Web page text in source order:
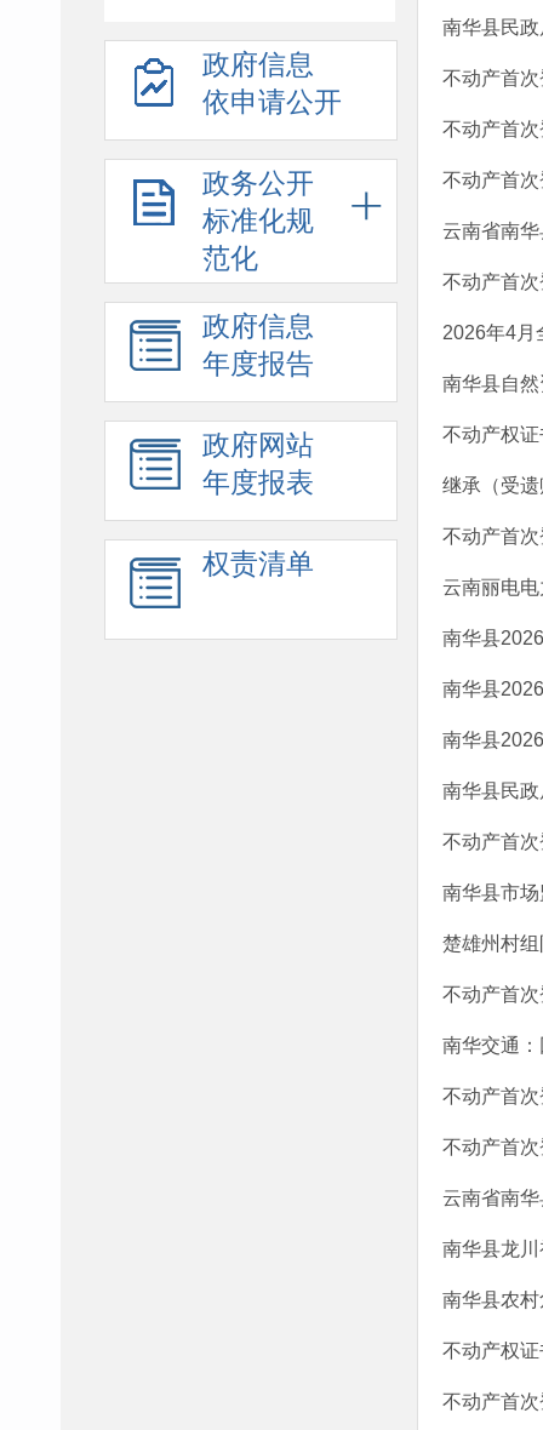
政府信息
依申请公开
政务公开
标准化规
范化
政府信息
年度报告
政府网站
年度报表
权责清单
南华县民
不动产首
不动产首
不动产首
云南省南
不动产首
2026年4月
南华县自
不动产权
继承（受
不动产首
云南丽电
南华县
南华县
南华县
南华县民
不动产首
南华县市
楚雄州村
不动产首
南华交通：
不动产首
不动产首
云南省南
南华县龙
南华县农
不动产权
不动产首